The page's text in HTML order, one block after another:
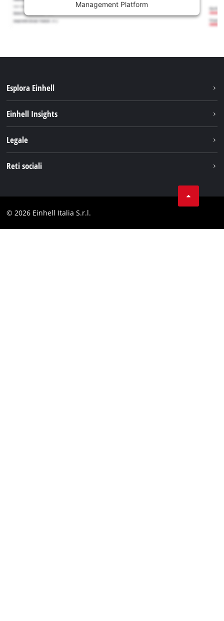
Management Platform
Esplora Einhell
Chi siamo
Einhell Insights
Einhell prodotti
Legale
Comformità
Reti sociali
Linkedin
© 2026 Einhell Italia S.r.l.